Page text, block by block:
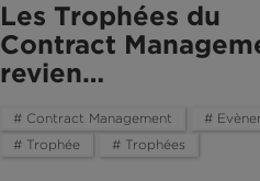
Les Trophées du
Contract
revien…
# Contract Management
#
# Trophée
# Trophées